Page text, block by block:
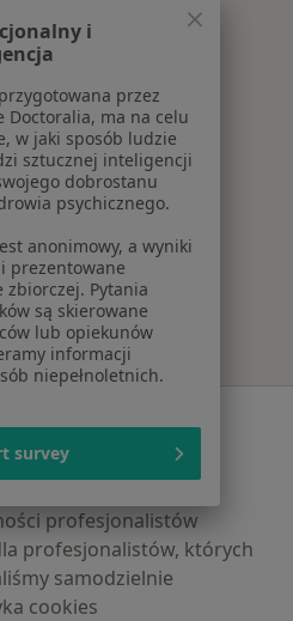
Ząbkach
w Ząbkach
Najczęście leczone
profesjonalistów
profesjonalistów, których
samodzielnie
cookies
i
przez
Doctoralia, ma na celu
w jaki sposób ludzie
sztucznej inteligencji
dobrostanu
psychicznego.
anonimowy, a wyniki
prezentowane
zbiorczej. Pytania
są skierowane
lub opiekunów
informacji
niepełnoletnich.
survey